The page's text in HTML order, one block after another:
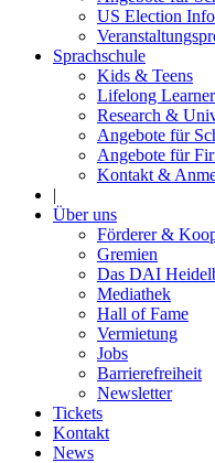
US Election Info
Sprachschule
Kids & Teens
Lifelong
Research &
Angebote für
Angebote für
Kontakt &
|
Über uns
Förderer &
Gremien
Das DAI
Mediathek
Hall of Fame
Vermietung
Jobs
Barrierefreiheit
Newsletter
Tickets
Kontakt
News